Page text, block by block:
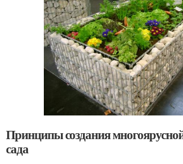
Принципы создания
сада